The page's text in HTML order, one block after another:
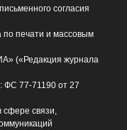
согласия
по печати и массовым
(«Редакция журнала
ФС 77-71190 от 27
сфере связи,